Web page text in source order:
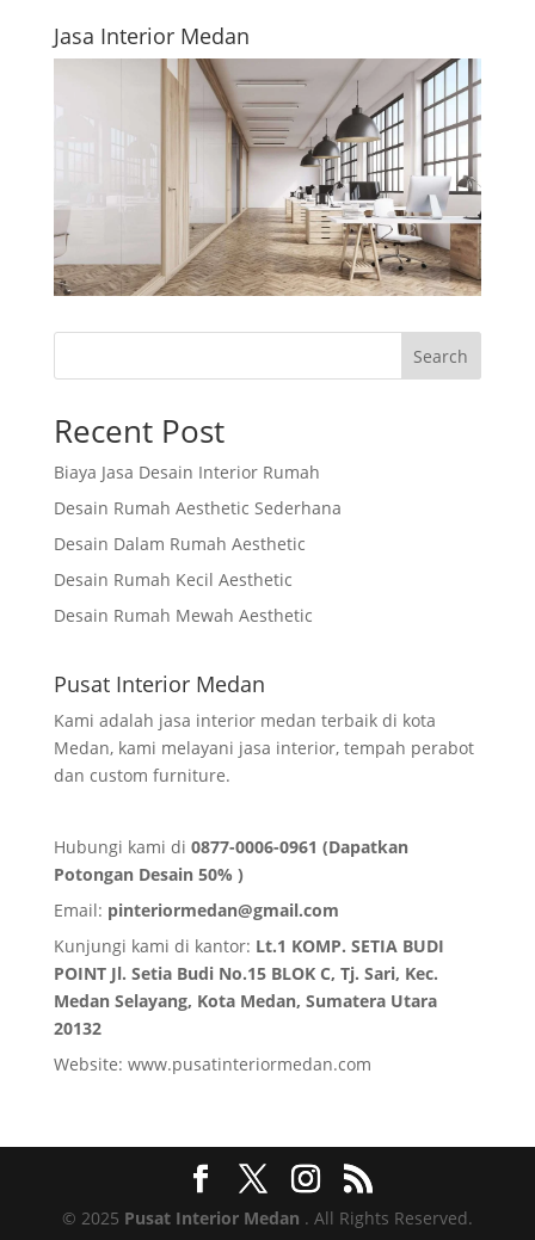
Jasa Interior Medan
Search
Recent Post
Biaya Jasa Desain Interior Rumah
Desain Rumah Aesthetic Sederhana
Desain Dalam Rumah Aesthetic
Desain Rumah Kecil Aesthetic
Desain Rumah Mewah Aesthetic
Pusat Interior Medan
Kami adalah jasa interior medan terbaik di kota
Medan, kami melayani jasa interior, tempah perabot
dan custom furniture.
Hubungi kami di 0877-0006-0961 (Dapatkan
Potongan Desain 50% )
Email: pinteriormedan@gmail.com
Kunjungi kami di kantor: Lt.1 KOMP. SETIA BUDI
POINT Jl. Setia Budi No.15 BLOK C, Tj. Sari, Kec.
Medan Selayang, Kota Medan, Sumatera Utara
20132
Website: www.pusatinteriormedan.com
© 2025 Pusat Interior Medan . All Rights Reserved.